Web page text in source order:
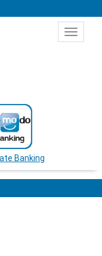
Toggle
Banking